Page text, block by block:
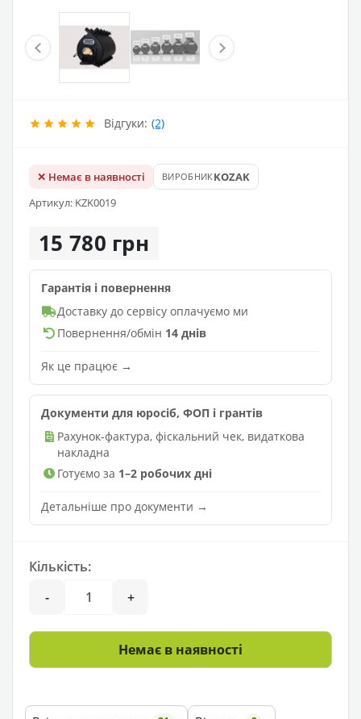
Відгуки: (2)
✕ Немає в наявності ВИРОБНИКKOZAK
Артикул: KZK0019
15 780 грн
Гарантія і повернення
Доставку до сервісу оплачуємо ми
Повернення/обмін 14 днів
Як це працює →
Документи для юросіб, ФОП і грантів
Рахунок-фактура, фіскальний чек, видаткова
накладна
Готуємо за 1–2 робочих дні
Детальніше про документи →
Кількість:
-
+
Немає в наявності